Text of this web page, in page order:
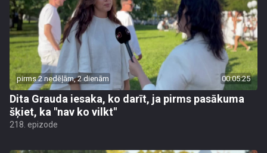
pirms 2 nedēļām, 2 dienām 00:05:25
Dita Grauda iesaka, ko darīt, ja pirms pasākuma
šķiet, ka "nav ko vilkt"
218. epizode